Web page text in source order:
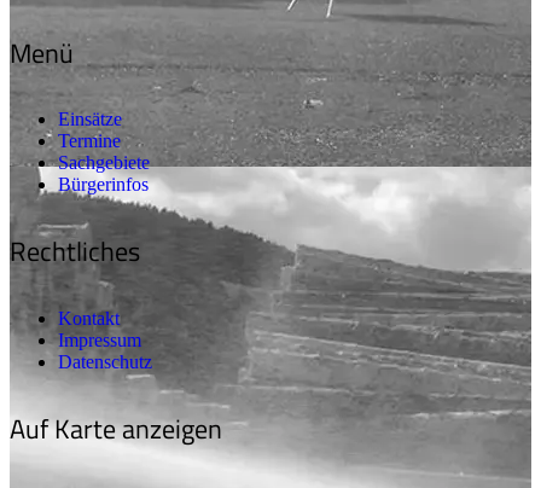
Menü
Einsätze
Termine
Sachgebiete
Bürgerinfos
Rechtliches
Kontakt
Impressum
Datenschutz
Auf Karte anzeigen